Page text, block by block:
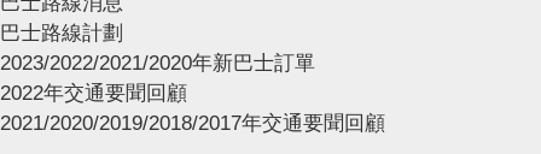
巴士路線計劃
2023/2022/2021/2020年新巴士訂單
2022年交通要聞回顧
2021/2020/2019/2018/2017年交通要聞回顧